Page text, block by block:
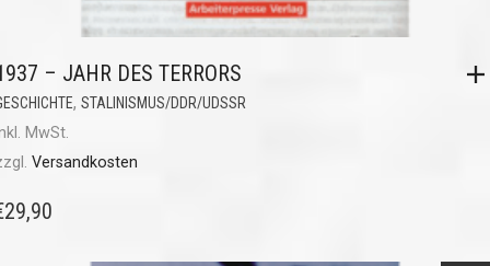
– JAHR DES TERRORS
, STALINISMUS/DDR/UDSSR
MwSt.
Versandkosten
29,90